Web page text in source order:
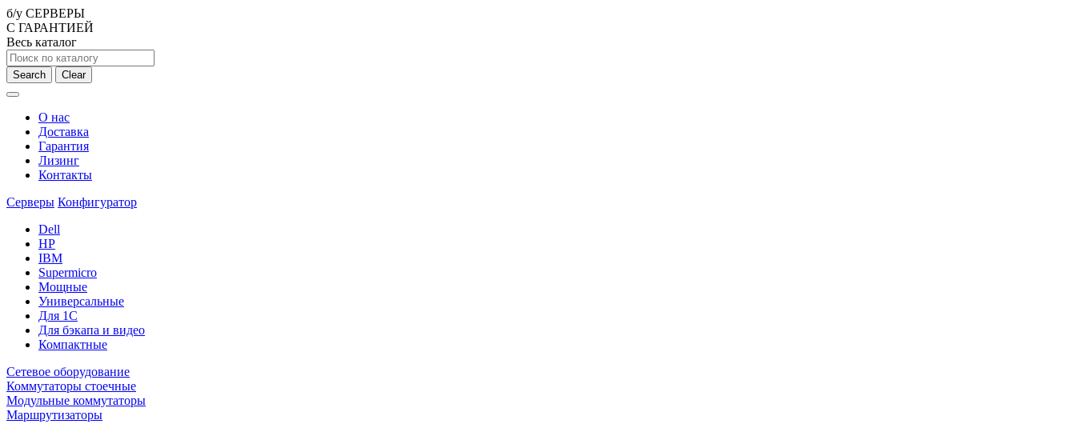
б/у СЕРВЕРЫ
С ГАРАНТИЕЙ
Весь каталог
Search Clear
О нас
Доставка
Гарантия
Лизинг
Контакты
Серверы Конфигуратор
Dell
HP
IBM
Supermicro
Мощные
Универсальные
Для 1С
Для бэкапа и видео
Компактные
Сетевое оборудование
Коммутаторы стоечные
Модульные коммутаторы
Маршрутизаторы